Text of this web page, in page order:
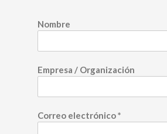
Nombre
Empresa / Organización
Correo electrónico*